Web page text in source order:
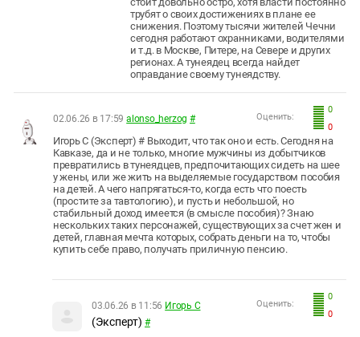
трубят о своих достижениях в плане ее
снижения. Поэтому тысячи жителей Чечни
сегодня работают охранниками, водителями
и т.д. в Москве, Питере, на Севере и других
регионах. А тунеядец всегда найдет
оправдание своему тунеядству.
0
0
Оценить:
02.06.26 в 17:59 alonso_herzog #
Игорь С (Эксперт) # Выходит, что так оно и есть. Сегодня на
Кавказе, да и не только, многие мужчины из добытчиков
превратились в тунеядцев, предпочитающих сидеть на шее
у жены, или же жить на выделяемые государством пособия
на детей. А чего напрягаться-то, когда есть что поесть
(простите за тавтологию), и пусть и небольшой, но
стабильный доход имеется (в смысле пособия)? Знаю
нескольких таких персонажей, существующих за счет жен и
детей, главная мечта которых, собрать деньги на то, чтобы
купить себе право, получать приличную пенсию.
0
0
Оценить:
03.06.26 в 11:56 Игорь С
(Эксперт) #